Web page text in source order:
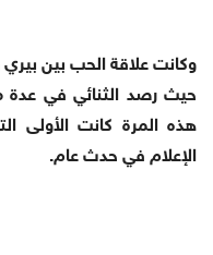
وكانت علاقة الحب بين
حيث رصد الثنائي في عدة
هذه المرة كانت الأولى
الإعلام في حدث عام.